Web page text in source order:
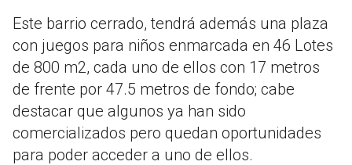
Este barrio cerrado, tendrá además una plaza
con juegos para niños enmarcada en 46 Lotes
de 800 m2, cada uno de ellos con 17 metros
de frente por 47.5 metros de fondo; cabe
destacar que algunos ya han sido
comercializados pero quedan oportunidades
para poder acceder a uno de ellos.